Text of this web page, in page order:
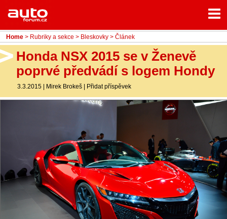
Home
Rubriky
- Testy aut
- Jízdní dojmy a další testy
- Fascinace a historie
- Život řidiče
- Tuning
- Technika
Home > Rubriky a sekce > Bleskovky > Článek
Honda NSX 2015 se v Ženevě
poprvé předvádí s logem Hondy
3.3.2015 | Mirek Brokeš | Přidat příspěvek